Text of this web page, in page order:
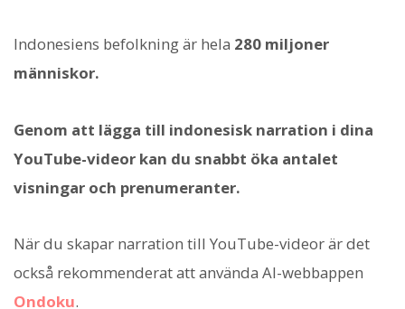
Indonesiens befolkning är hela 280 miljoner
människor.
Genom att lägga till indonesisk narration i dina
YouTube-videor kan du snabbt öka antalet
visningar och prenumeranter.
När du skapar narration till YouTube-videor är det
också rekommenderat att använda AI-webbappen
Ondoku.